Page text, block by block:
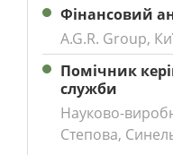
Фінансовий
A.G.R. Group,
Помічник
служби
Науково-
Степова,